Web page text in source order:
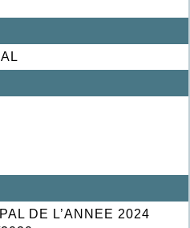
DE L’ANNEE 2024